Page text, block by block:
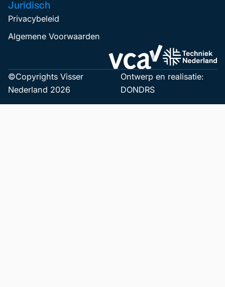
Juridisch
Privacybeleid
Algemene Voorwaarden
©Copyrights Visser
Nederland 2026
Ontwerp en realisatie:
DONDRS